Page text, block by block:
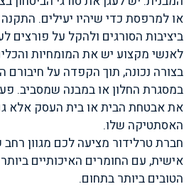
או למרפסת כדי שיהיו יעילים.
ביציבות הסורגים ולהקל על פורצים
לאנשי מקצוע יש את המומחיות
בצורה נכונה, תוך הקפדה על חיבורם
במסגרת החלון או במבנה שמסביב.
את אבטחת הבית או בית העסק אלא
האסתטיקה שלו.
חברת טרלידור מציעה לכם מגוון
אישית, עם החומרים האיכותיים
הטובים ביותר בתחום.